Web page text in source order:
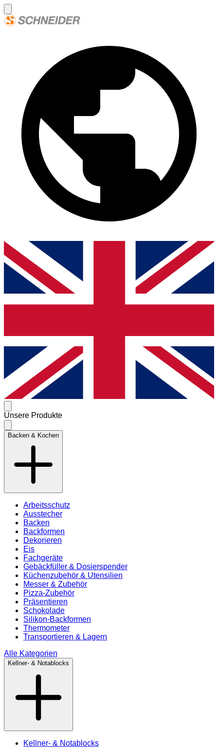
Unsere Produkte
Backen & Kochen
Arbeitsschutz
Ausstecher
Backen
Backformen
Dekorieren
Eis
Fachgeräte
Gebäckfüller & Dosierspender
Küchenzubehör & Utensilien
Messer & Zubehör
Pizza-Zubehör
Präsentieren
Schokolade
Silikon-Backformen
Thermometer
Transportieren & Lagern
Alle Kategorien
Kellner- & Notablocks
Kellner- & Notablocks